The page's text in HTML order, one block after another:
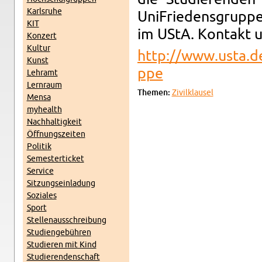
Karl­sruhe
KIT
Konz­ert
Kul­tur
Kunst
Lehramt
Lern­raum
Mensa
my­health
Nach­haltigkeit
Öff­nungszeiten
Poli­tik
Se­mes­terticket
Ser­vice
Sitzung­sein­ladung
Soziales
Sport
Stel­lenauss­chrei­bung
Stu­di­engebühren
Studieren mit Kind
Studieren­den­schaft
im UStA. Kon­takt
http://​
ppe
The­men: Zivilk­lausel